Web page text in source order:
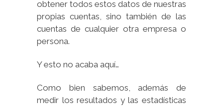
obtener todos estos datos de nuestras
propias cuentas, sino también de las
cuentas de cualquier otra empresa o
persona.
Y esto no acaba aquí…
Como bien sabemos, además de
medir los resultados y las estadísticas